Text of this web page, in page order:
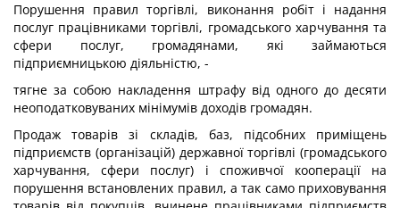
Порушення правил торгівлі, виконання робіт і надання
послуг працівниками торгівлі, громадського харчування та
сфери послуг, громадянами, які займаються
підприємницькою діяльністю, -
тягне за собою накладення штрафу від одного до десяти
неоподатковуваних мінімумів доходів громадян.
Продаж товарів зі складів, баз, підсобних приміщень
підприємств (організацій) державної торгівлі (громадського
харчування, сфери послуг) і споживчої кооперації на
порушення встановлених правил, а так само приховування